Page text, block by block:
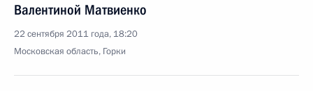
Валентиной Матвиенко
22 сентября 2011 года, 18:20
Московская область, Горки